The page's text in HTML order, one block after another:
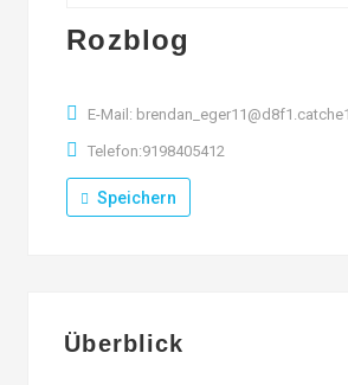
Rozblog
E-Mail:
Telefon:9198405412
Speichern
Überblick